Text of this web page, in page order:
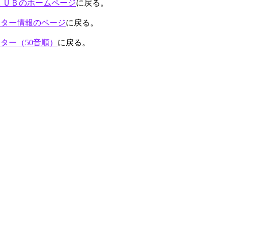
ＵＢのホームページに戻る。
ー情報のページに戻る。
ー（50音順） に戻る。